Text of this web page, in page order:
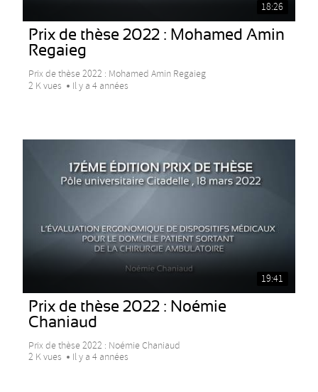
18:26
Prix de thèse 2022 : Mohamed Amin
Regaieg
Prix de thèse 2022 : Mohamed Amin Regaieg
2 K vues
Il y a 4 années
19:41
Prix de thèse 2022 : Noémie
Chaniaud
Prix de thèse 2022 : Noémie Chaniaud
2 K vues
Il y a 4 années